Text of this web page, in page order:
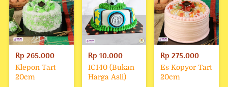
Rp 265.000
Klepon Tart
20cm
Rp 10.000
IC140 (Bukan
Harga Asli)
Rp 275.000
Es Kopyor Tart
20cm